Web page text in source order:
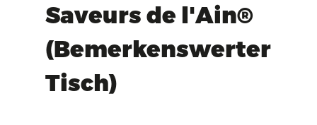
Saveurs de l'Ain®
(Bemerkenswerter
Tisch)